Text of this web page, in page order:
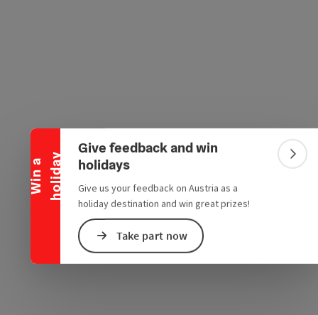
W
i
n
a
h
o
l
i
d
a y
Collapse banner
Give feedback and win
holidays
Give us your feedback on Austria as a
holiday destination and win great prizes!
Take part now
Maps